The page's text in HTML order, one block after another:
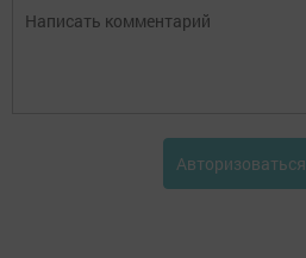
Авторизоваться